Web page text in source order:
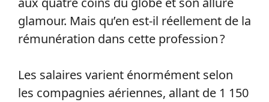
glamour. Mais qu’en est-il réellement de la
rémunération dans cette profession ?
Les salaires varient énormément selon
les compagnies aériennes, allant de 1 150